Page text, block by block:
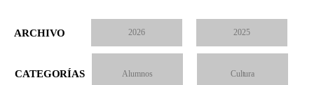
ARCHIVO 2026 2025
CATEGORÍAS Alumnos Cultura